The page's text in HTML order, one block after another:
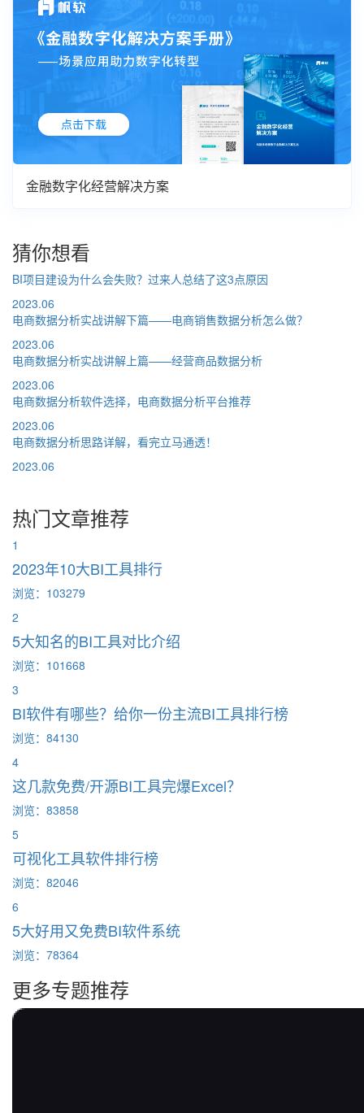
金融数字化经营解决方案
猜你想看
BI项目建设为什么会失败？过来人总结了这3点原因
2023.06
电商数据分析实战讲解下篇——电商销售数据分析怎么做？
2023.06
电商数据分析实战讲解上篇——经营商品数据分析
2023.06
电商数据分析软件选择，电商数据分析平台推荐
2023.06
电商数据分析思路详解，看完立马通透！
2023.06
热门文章推荐
1
2023年10大BI工具排行
浏览：103279
2
5大知名的BI工具对比介绍
浏览：101668
3
BI软件有哪些？给你一份主流BI工具排行榜
浏览：84130
4
这几款免费/开源BI工具完爆Excel？
浏览：83858
5
可视化工具软件排行榜
浏览：82046
6
5大好用又免费BI软件系统
浏览：78364
更多专题推荐